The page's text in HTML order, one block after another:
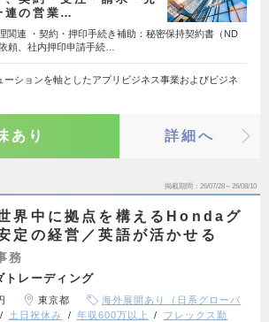
連の営業…
関連 ・契約・押印手続き補助：秘密保持契約書（ND
頼、社内押印申請手続…
ーションを軸としたアプリビジネス事業およびビジネ
あり 詳細へ
掲載期間 26/07/28～26/08/10
界中に拠点を構えるHondaグ
定の経営／英語が活かせる
務
トレーディング
東京都
海外展開あり（日系グローバ
土日祝休み 年収600万以上
フレックス勤